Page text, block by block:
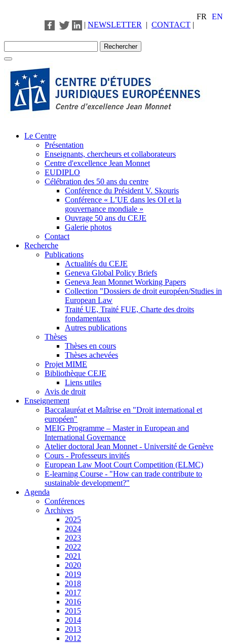
FR
EN
| NEWSLETTER | CONTACT |
Le Centre
Présentation
Enseignants, chercheurs et collaborateurs
Centre d'excellence Jean Monnet
EUDIPLO
Célébration des 50 ans du centre
Conférence du Président V. Skouris
Conférence « L’UE dans les OI et la
gouvernance mondiale »
Ouvrage 50 ans du CEJE
Galerie photos
Contact
Recherche
Publications
Actualités du CEJE
Geneva Global Policy Briefs
Geneva Jean Monnet Working Papers
Collection "Dossiers de droit européen/Studies in
European Law
Traité UE, Traité FUE, Charte des droits
fondamentaux
Autres publications
Thèses
Thèses en cours
Thèses achevées
Projet MIME
Bibliothèque CEJE
Liens utiles
Avis de droit
Enseignement
Baccalauréat et Maîtrise en "Droit international et
européen"
MEIG Programme – Master in European and
International Governance
Atelier doctoral Jean Monnet - Université de Genève
Cours - Professeurs invités
European Law Moot Court Competition (ELMC)
E-learning Course - "How can trade contribute to
sustainable development?"
Agenda
Conférences
Archives
2025
2024
2023
2022
2021
2020
2019
2018
2017
2016
2015
2014
2013
2012